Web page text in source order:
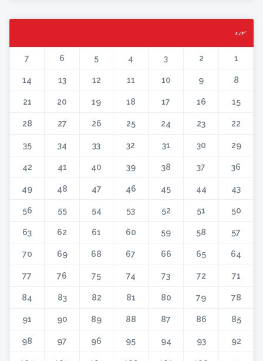
سورہ
1
2
3
4
5
6
7
8
9
10
11
12
13
14
15
16
17
18
19
20
21
22
23
24
25
26
27
28
29
30
31
32
33
34
35
36
37
38
39
40
41
42
43
44
45
46
47
48
49
50
51
52
53
54
55
56
57
58
59
60
61
62
63
64
65
66
67
68
69
70
71
72
73
74
75
76
77
78
79
80
81
82
83
84
85
86
87
88
89
90
91
92
93
94
95
96
97
98